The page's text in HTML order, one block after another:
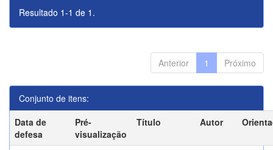
Resultado 1-1 de 1.
Anterior 1 Próximo
Conjunto de itens:
Data de
defesa
Pré-
visualização
Título Autor